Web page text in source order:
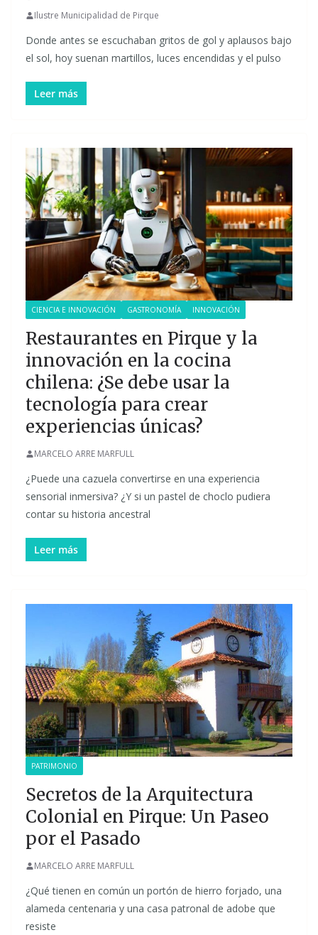
Ilustre Municipalidad de Pirque
Donde antes se escuchaban gritos de gol y aplausos bajo
el sol, hoy suenan martillos, luces encendidas y el pulso
Leer más
CIENCIA E INNOVACIÓN GASTRONOMÍA INNOVACIÓN
Restaurantes en Pirque y la
innovación en la cocina
chilena: ¿Se debe usar la
tecnología para crear
experiencias únicas?
MARCELO ARRE MARFULL
¿Puede una cazuela convertirse en una experiencia
sensorial inmersiva? ¿Y si un pastel de choclo pudiera
contar su historia ancestral
Leer más
PATRIMONIO
Secretos de la Arquitectura
Colonial en Pirque: Un Paseo
por el Pasado
MARCELO ARRE MARFULL
¿Qué tienen en común un portón de hierro forjado, una
alameda centenaria y una casa patronal de adobe que
resiste